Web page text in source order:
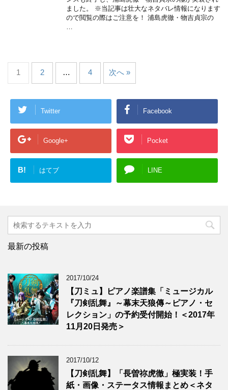
ました。 ※当記事は壮大なネタバレ情報になります
ので閲覧の際はご注意を！ 浦島虎徹・物吉貞宗の
1 2 … 4 次へ »
Twitter Facebook
Google+ Pocket
B! はてブ LINE
最新の投稿
2017/10/24
【刀ミュ】ピアノ楽譜集「ミュージカル
『刀剣乱舞』～幕末天狼傳～ピアノ・セ
レクション」の予約受付開始！＜2017年
11月20日発売＞
2017/10/12
【刀剣乱舞】「長曽祢虎徹」極実装！手
紙・画像・ステータス情報まとめ＜ネタ